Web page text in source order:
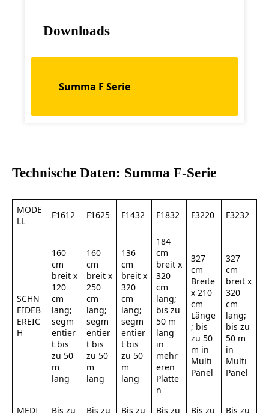
Downloads
Summa F Serie
Technische Daten: Summa F-Serie
MODE
LL
F1612 F1625 F1432 F1832 F3220 F3232
SCHN
EIDEB
EREIC
H
160
cm
breit x
120
cm
lang;
segm
entier
t bis
zu 50
m
lang
160
cm
breit x
250
cm
lang;
segm
entier
t bis
zu 50
m
lang
136
cm
breit x
320
cm
lang;
segm
entier
t bis
zu 50
m
lang
184
cm
breit x
320
cm
lang;
bis zu
50 m
lang
in
mehr
eren
Platte
n
327
cm
Breite
x 210
cm
Länge
; bis
zu 50
m in
Multi
Panel
327
cm
breit x
320
cm
lang;
bis zu
50 m
in
Multi
Panel
MEDI Bis zu Bis zu Bis zu Bis zu Bis zu Bis zu